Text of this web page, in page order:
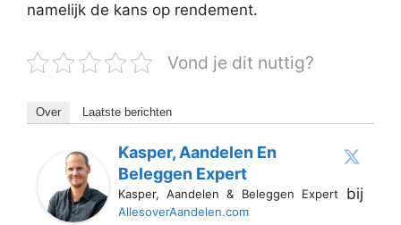
namelijk de kans op rendement.
Vond je dit nuttig?
Over Laatste berichten
Kasper, Aandelen En
Beleggen Expert
Kasper, Aandelen & Beleggen Expert bij
AllesoverAandelen.com